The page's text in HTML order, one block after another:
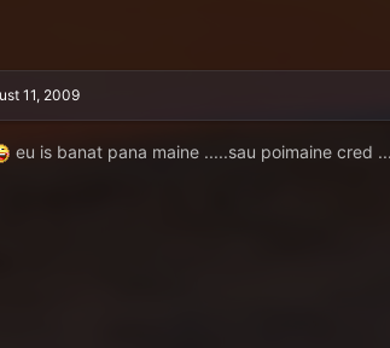
11, 2009
eu is banat pana maine .....sau poimaine cred